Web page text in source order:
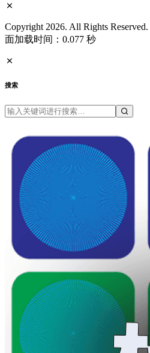
Copyright 2026. All Rights Reserved.
面加载时间：0.077 秒
搜索